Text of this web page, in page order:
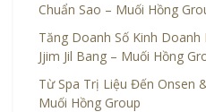
Chuẩn Sao – Muối Hồng
Tăng Doanh Số Kinh
Jjim Jil Bang – Muối Hồng
Từ Spa Trị Liệu Đến Onsen
Muối Hồng Group